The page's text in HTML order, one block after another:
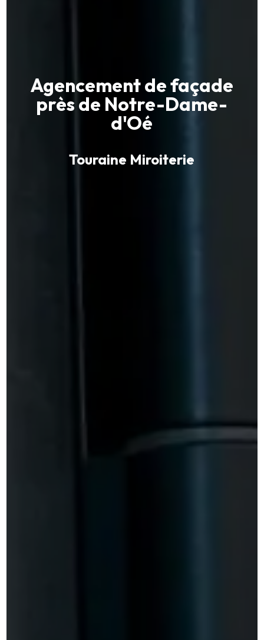
Agencement de façade
près de Notre-Dame-
d'Oé
Touraine Miroiterie